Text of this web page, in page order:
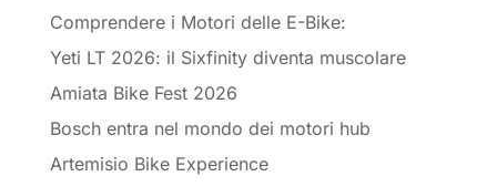
Comprendere i Motori delle E-Bike:
Yeti LT 2026: il Sixfinity diventa muscolare
Amiata Bike Fest 2026
Bosch entra nel mondo dei motori hub
Artemisio Bike Experience